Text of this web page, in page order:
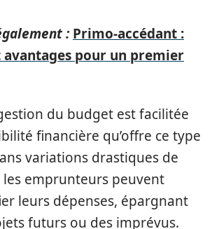
: Primo-accédant :
pour un premier
du budget est facilitée
financière qu’offre ce type
variations drastiques de
les emprunteurs peuvent
leurs dépenses, épargnant
futurs ou des imprévus.